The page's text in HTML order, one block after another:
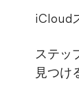
iCloud
ステッ
見つけ